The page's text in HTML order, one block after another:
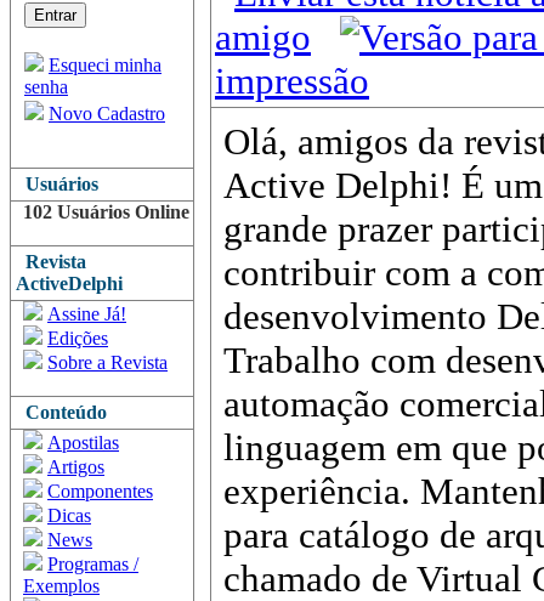
Esqueci minha
senha
Novo Cadastro
Usuários
102 Usuários Online
Revista
ActiveDelphi
Assine Já!
Edições
Sobre a Revista
Conteúdo
Apostilas
Artigos
Componentes
Dicas
News
Programas /
Exemplos
amigo
impressão
Olá, amigos da
Active Delphi! É um
grande prazer
contribuir com a
desenvolvimento
Trabalho com
automação
linguagem em que
experiência.
para catálogo de
chamado de Virtual